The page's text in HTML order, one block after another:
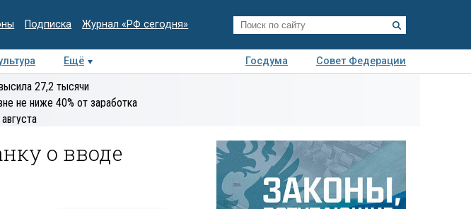
Подписка Журнал «РФ сегодня»
Ещё Госдума
Совет Федерации
Колумнисты
экспертиза
27,2 тысячи
не ниже 40% от заработка
о вводе